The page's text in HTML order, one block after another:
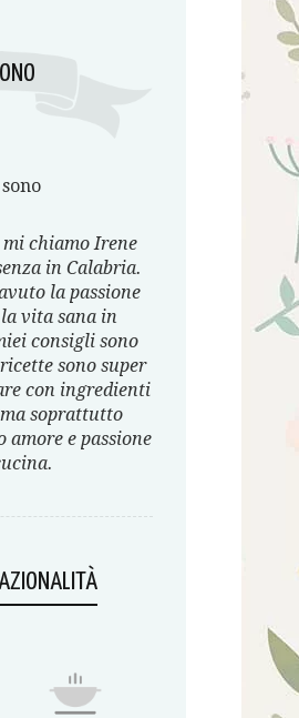
chiamo Irene
in Calabria.
la passione
vita sana in
consigli sono
sono super
con ingredienti
soprattutto
e passione